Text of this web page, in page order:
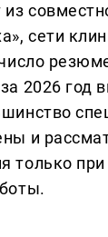
из
сети
2026 год
и
только